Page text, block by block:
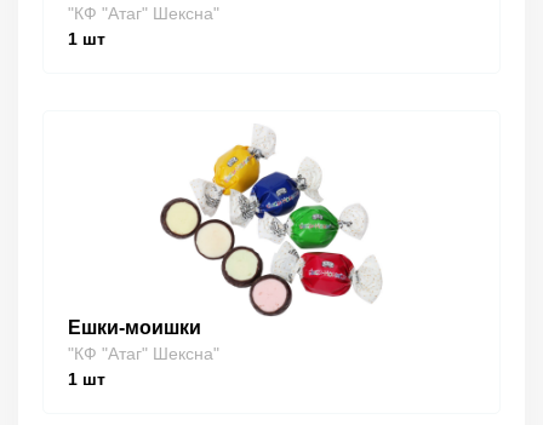
"КФ "Атаг" Шексна"
1 шт
Ешки-моишки
"КФ "Атаг" Шексна"
1 шт